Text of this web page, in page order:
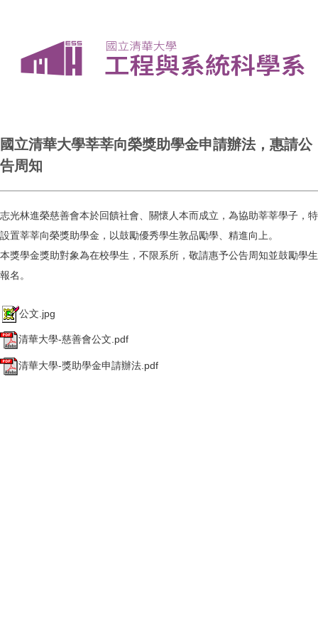
國立清華大學莘莘向榮獎助學金申請辦法，惠請公
告周知
志光林進榮慈善會本於回饋社會、關懷人本而成立，為協助莘莘學子，特
設置莘莘向榮獎助學金，以鼓勵優秀學生敦品勵學、精進向上。
本獎學金獎助對象為在校學生，不限系所，敬請惠予公告周知並鼓勵學生
報名。
公文.jpg
清華大學-慈善會公文.pdf
清華大學-獎助學金申請辦法.pdf